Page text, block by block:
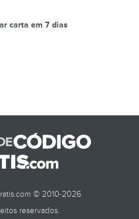
carta em 7 dias
© 2010-2026
reservados.